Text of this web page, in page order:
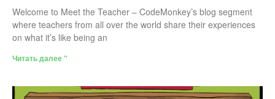
Welcome to Meet the Teacher – CodeMonkey’s blog segment
where teachers from all over the world share their experiences
on what it’s like being an
Читать далее "